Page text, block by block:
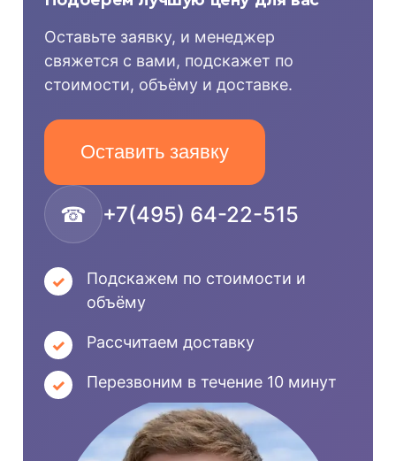
Оставьте заявку, и менеджер
свяжется с вами, подскажет по
стоимости, объёму и доставке.
Оставить заявку
☎ +7(495) 64-22-515
Подскажем по стоимости и
объёму
Рассчитаем доставку
Перезвоним в течение 10 минут